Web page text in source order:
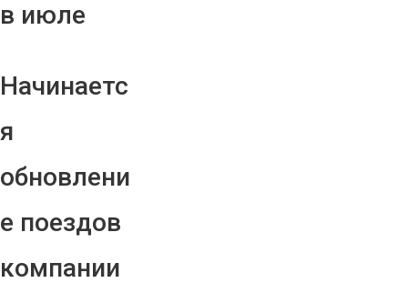
в июле
Начинаетс
я
обновлени
е поездов
компании